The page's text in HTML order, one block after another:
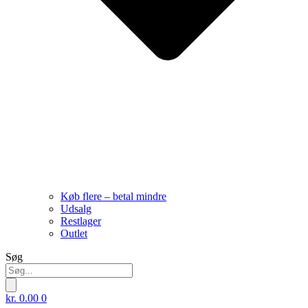
Køb flere – betal mindre
Udsalg
Restlager
Outlet
Søg
kr. 0.00 0